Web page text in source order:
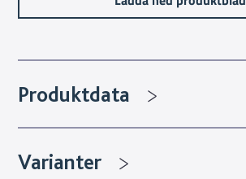
Produktdata
Varianter